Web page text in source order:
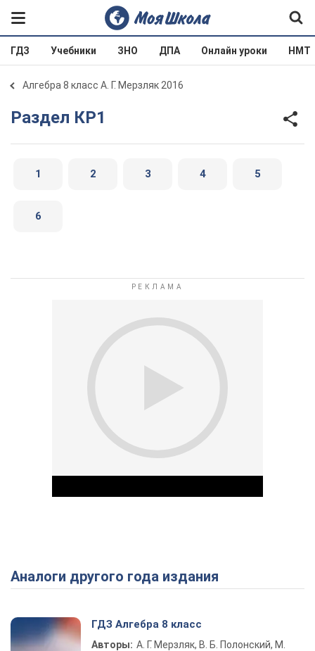
ГДЗ Учебники ЗНО ДПА Онлайн уроки НМТ
Алгебра 8 класс А. Г. Мерзляк 2016
Раздел КР1
1 2 3 4 5
6
Play Video
Аналоги другого года издания
ГДЗ Алгебра 8 класс
Авторы: А. Г. Мерзляк, В. Б. Полонский, М.